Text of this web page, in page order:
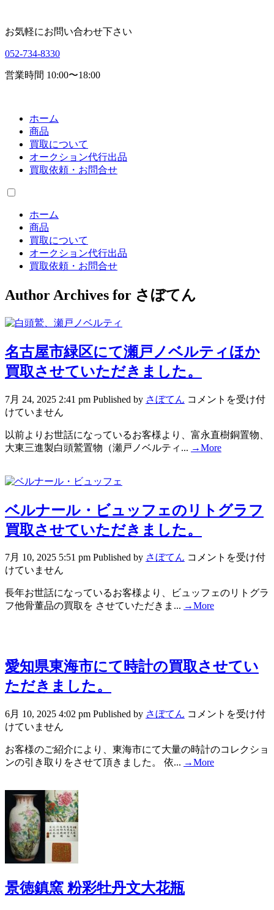
お気軽にお問い合わせ下さい
052-734-8330
営業時間 10:00〜18:00
ホーム
商品
買取について
オークション代行出品
買取依頼・お問合せ
ホーム
商品
買取について
オークション代行出品
買取依頼・お問合せ
Author Archives for さぼてん
名古屋市緑区にて瀬戸ノベルティほか
買取させていただきました。
7月 24, 2025 2:41 pm Published by さぼてん コメントを受け付
けていません
以前よりお世話になっているお客様より、富永直樹銅置物、
大東三進製白頭鷲置物（瀬戸ノベルティ... →More
ベルナール・ビュッフェのリトグラフ
買取させていただきました。
7月 10, 2025 5:51 pm Published by さぼてん コメントを受け付
けていません
長年お世話になっているお客様より、ビュッフェのリトグラ
フ他骨董品の買取を させていただきま... →More
愛知県東海市にて時計の買取させてい
ただきました。
6月 10, 2025 4:02 pm Published by さぼてん コメントを受け付
けていません
お客様のご紹介により、東海市にて大量の時計のコレクショ
ンの引き取りをさせて頂きました。 依... →More
景徳鎮窯 粉彩牡丹文大花瓶